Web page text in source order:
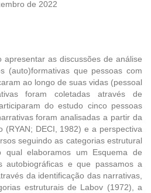
de 2022
apresentar as discussões de análise
(auto)formativas que pessoas com
ao longo de suas vidas (pessoal
foram coletadas através de
do estudo cinco pessoas
foram analisadas a partir da
(RYAN; DECI, 1982) e a perspectiva
seguindo as categorias estrutural
qual elaboramos um Esquema de
autobiográficas e que passamos a
da identificação das narrativas,
estruturais de Labov (1972), a